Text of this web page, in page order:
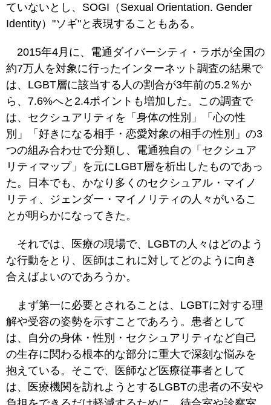
ていないとし、SOGI（Sexual Orientation. Gender
Identity）"ソギ"と表現することもある。
2015年4月に、電通ダイバーシティ・ラボが全国の
約7万人を対象に行ったインターネット調査の結果で
は、LGBT層に該当する人の割合が3年前の5.2％か
ら、7.6%へと2.4ポイントも増加した。この調査で
は、セクシュアリティを「身体の性別」「心の性
別」「好きになる相手・恋愛対象の相手の性別」の3
つの組み合わせで分類し、電通独自の「セクシュア
リティマップ」を元にLGBT層を析出したものであっ
た。日本でも、かなり多くのセクシュアル・マイノ
リティ、ジェンダー・マイノリティの人々がいるこ
とが明らかになってきた。
それでは、医療の現場で、LGBTの人々はどのよう
な行動をとり、医師はこれに対してどのように向き
合えばよいのであろうか。
まず第一に必要とされることは、LGBTに対する理
解や受容の姿勢を示すことであろう。患者として
は、自分の身体・性別・セクシュアリティなど自己
の生存に関わる根本的な部分に重大で深刻な悩みを
抱えている。そこで、医師など医療従事者として
は、医療機関を訪れようとするLGBTの患者の不安や